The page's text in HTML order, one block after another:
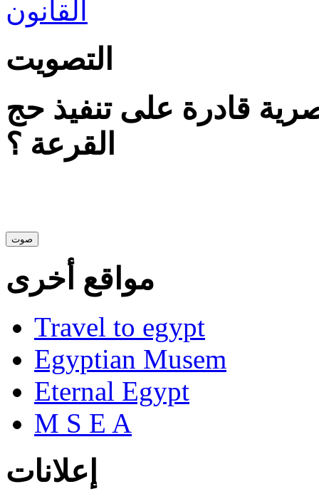
التصويت
قادرة على تنفيذ حج
القرعة ؟
مواقع أخرى
Travel to egypt
Egyptian Musem
Eternal Egypt
M S E A
إعلانات